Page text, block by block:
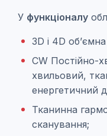
У функціоналу
3D і 4D об’ємна
CW Постійно-
хвильовий,
енергетичний
Тканинна
сканування;